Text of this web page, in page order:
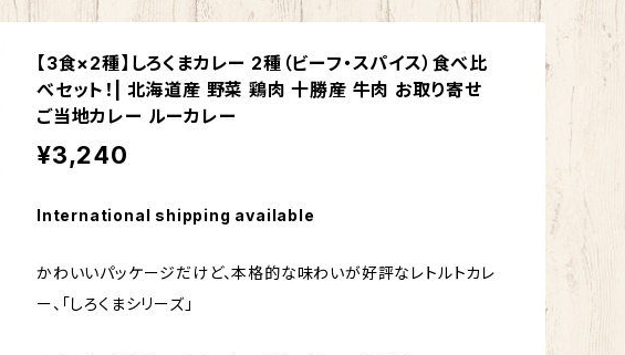
【3食×2種】しろくまカレー 2種（ビーフ・スパイス）食べ比
べセット！| 北海道産 野菜 鶏肉 十勝産 牛肉 お取り寄せ
ご当地カレー ルーカレー
¥3,240
International shipping available
かわいいパッケージだけど、本格的な味わいが好評なレトルトカレ
ー、「しろくまシリーズ」